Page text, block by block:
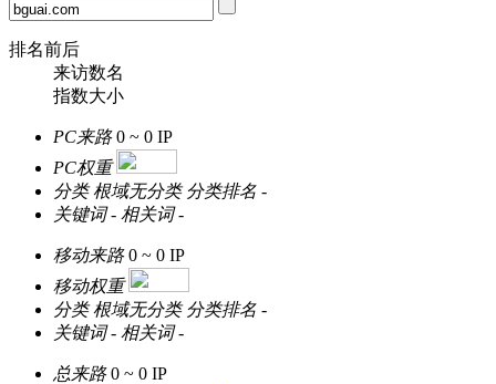
排名前后
来访数名
指数大小
PC来路 0 ~ 0 IP
PC权重
分类 根域无分类 分类排名 -
关键词 - 相关词 -
移动来路 0 ~ 0 IP
移动权重
分类 根域无分类 分类排名 -
关键词 - 相关词 -
总来路 0 ~ 0 IP